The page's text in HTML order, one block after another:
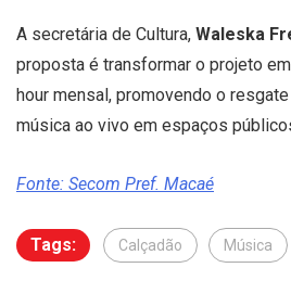
A secretária de Cultura, Waleska
proposta é transformar o projeto
hour mensal, promovendo o
música ao vivo em espaços
Fonte: Secom Pref. Macaé
Tags: Calçadão Música